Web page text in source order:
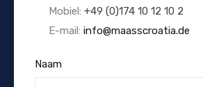
Mobiel: +49 (0)174 10 12 10 2
E-mail: info@maasscroatia.de
Naam